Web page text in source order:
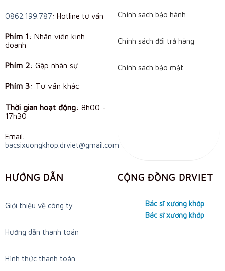
0862.199.787: Hotline tư vấn
Phím 1: Nhân viên kinh
doanh
Phím 2: Gặp nhân sự
Phím 3: Tư vấn khác
Thời gian hoạt động: 8h00 -
17h30
Email:
bacsixuongkhop.drviet@gmail.com
Chính sách bảo hành
Chính sách đổi trả hàng
Chính sách bảo mật
HƯỚNG DẪN
Giới thiệu về công ty
Hướng dẫn thanh toán
Hình thức thanh toán
CỘNG ĐỒNG DRVIET
Bác sĩ xương khớp
Bác sĩ xương khớp